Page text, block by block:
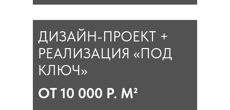
ДИЗАЙН-ПРОЕКТ +
РЕАЛИЗАЦИЯ «ПОД
КЛЮЧ»
ОТ 10 000 Р. М²